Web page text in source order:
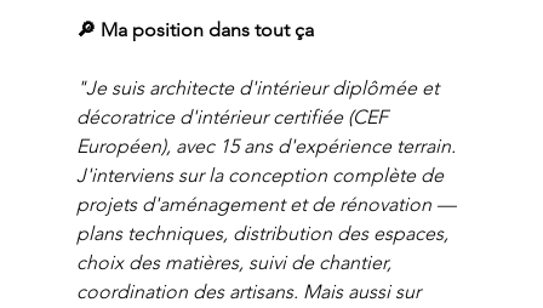
🔎 Ma position dans tout ça
"Je suis architecte d'intérieur diplômée et
décoratrice d'intérieur certifiée (CEF
Européen), avec 15 ans d'expérience terrain.
J'interviens sur la conception complète de
projets d'aménagement et de rénovation —
plans techniques, distribution des espaces,
choix des matières, suivi de chantier,
coordination des artisans. Mais aussi sur